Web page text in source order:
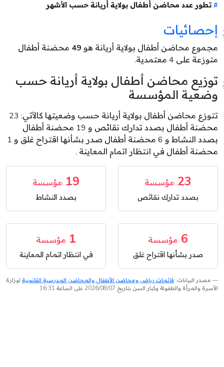
تطور عدد محاضن أطفال بولاية أريانة حسب الأشهر
إحصائيات
مجموع محاضن أطفال بولاية أريانة هو 49 محضنة أطفال
متوزعة على 4 معتمدية.
توزيع محاضن أطفال بولاية أريانة حسب
وضعية المؤسسة
تتوزع محاضن أطفال بولاية أريانة حسب وضعيتها كالآتي: 23
محضنة أطفال بصدد تدارك نقائص و 19 محضنة أطفال
بصدد النشاط و 6 محضنة أطفال صدر بشأنها اقتراح غلق و 1
محضنة أطفال في انتظار اتمام المعاينة .
23 مؤسسة
بصدد تدارك نقائص
19 مؤسسة
بصدد النشاط
6 مؤسسة
صدر بشأنها اقتراح غلق
1 مؤسسة
في انتظار اتمام المعاينة
مصدر البيانات: قائمات رياض ومحاضن الأطفال والمحاضن المدرسية القانونية لوزارة
الأسرة والمرأة والطفولة وكبار السن بتاريخ 2026/08/07 على الساعة 16:31